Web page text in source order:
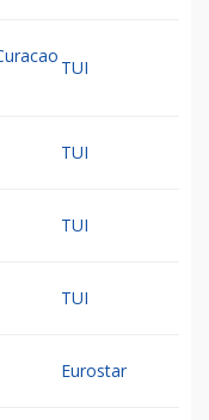
TUI
TUI
TUI
TUI
Eurostar